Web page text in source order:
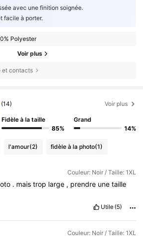
avec une finition soignée.
facile à porter.
Polyester
Voir plus
et contacts
(14) Voir plus
Fidèle à la taille
85%
Grand
14%
l'amour(2) fidèle à la photo(1)
Couleur: Noir / Taille: 1XL
. maistrop large , prendre unetaille
Utile (5)
Couleur: Noir / Taille: 1XL